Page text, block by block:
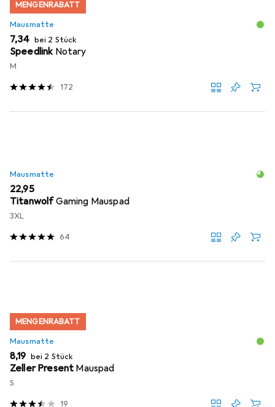
MENGENRABATT
Mausmatte
EUR
7,34 bei 2 Stück
Speedlink Notary
M
172
Mausmatte
EUR
22,95
TitanwolfGaming Mauspad
3XL
64
MENGENRABATT
Mausmatte
EUR
8,19 bei 2 Stück
Zeller Present Mauspad
S
19